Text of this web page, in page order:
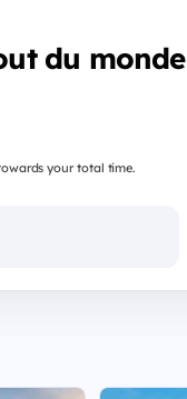
du monde
your total time.